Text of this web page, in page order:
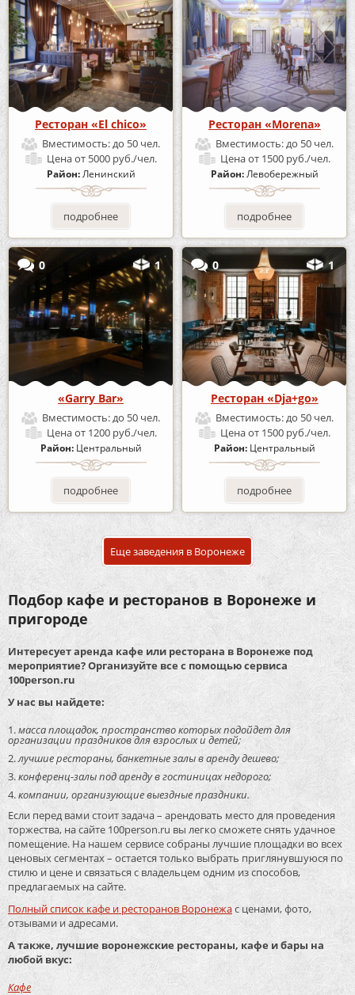
Ресторан «El chico»
Вместимость:до 50 чел.
Ценаот 5000 руб./чел.
Район:Ленинский
подробнее
Ресторан «Morena»
Вместимость:до 50 чел.
Ценаот 1500 руб./чел.
Район:Левобережный
подробнее
0 1
«Garry Bar»
Вместимость:до 50 чел.
Ценаот 1200 руб./чел.
Район: Центральный
подробнее
0 1
Ресторан «Dja+go»
Вместимость:до 50 чел.
Ценаот 1500 руб./чел.
Район: Центральный
подробнее
Еще заведения в Воронеже
Подбор кафе и ресторанов в Воронеже и
пригороде
Интересует аренда кафе или ресторана в Воронеже под
мероприятие? Организуйте все с помощью сервиса
100person.ru
У нас вы найдете:
масса площадок, пространство которых подойдет для
организации праздников для взрослых и детей;
лучшие рестораны, банкетные залы в аренду дешево;
конференц-залы под аренду в гостиницах недорого;
компании, организующие выездные праздники.
Если перед вами стоит задача – арендовать место для проведения
торжества, на сайте 100person.ru вы легко сможете снять удачное
помещение. На нашем сервисе собраны лучшие площадки во всех
ценовых сегментах – остается только выбрать приглянувшуюся по
стилю и цене и связаться с владельцем одним из способов,
предлагаемых на сайте.
Полный список кафе и ресторанов Воронежас ценами, фото,
отзывами и адресами.
А также, лучшие воронежские рестораны, кафе и бары на
любой вкус:
Кафе